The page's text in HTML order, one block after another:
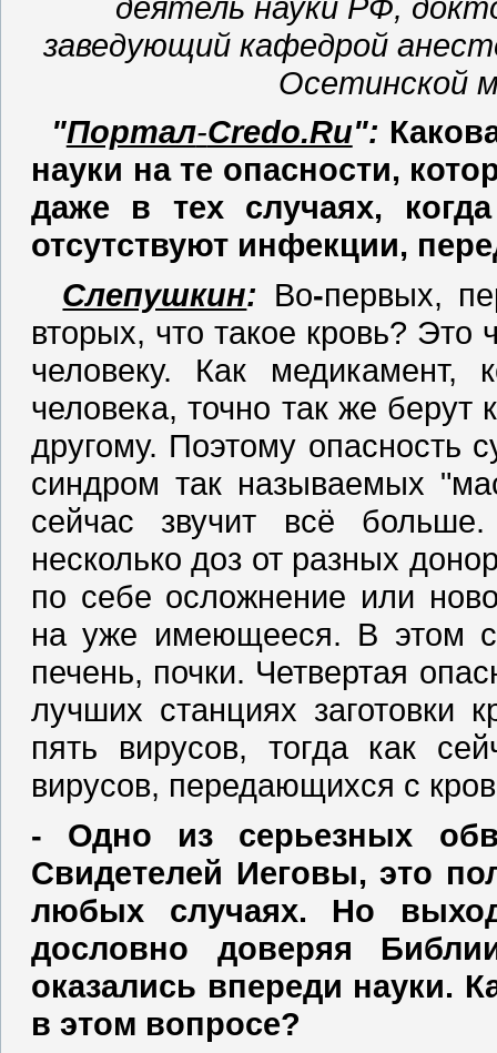
заведующий кафедрой
Осетинской
"Портал-Credo.Ru":
науки на те опасности,
даже в тех случаях,
отсутствуют инфекции,
Слепушкин: Во-первых,
вторых, что такое кровь? Это
человеку. Как
человека, точно так же берут
другому. Поэтому опасность
синдром так называемых
сейчас звучит всё
несколько доз от разных
по себе осложнение или
на уже имеющееся. В этом
печень, почки. Четвертая
лучших станциях заготовки
пять вирусов, тогда как
вирусов, передающихся с
‑ Одно из серьезных
Свидетелей Иеговы, это
любых случаях. Но
дословно доверяя
оказались впереди науки.
в этом вопросе?